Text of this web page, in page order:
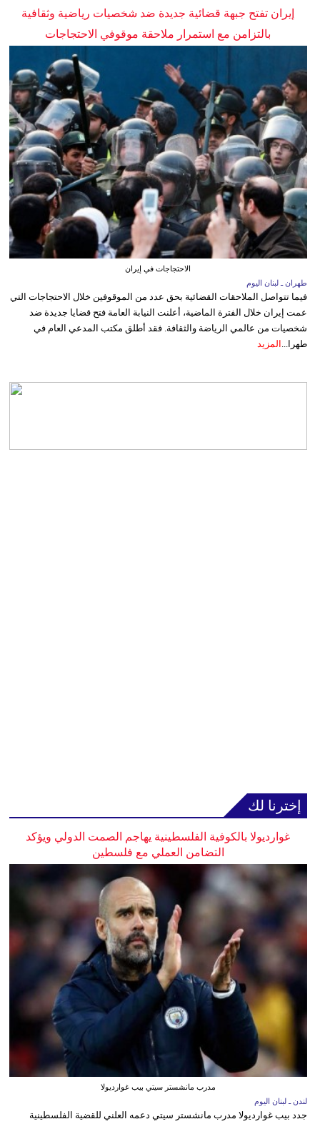
إيران تفتح جبهة قضائية جديدة ضد شخصيات رياضية وثقافية
بالتزامن مع استمرار ملاحقة موقوفي الاحتجاجات
الاحتجاجات في إيران
طهران ـ لبنان اليوم
فيما تتواصل الملاحقات القضائية بحق عدد من الموقوفين خلال الاحتجاجات التي
عمت إيران خلال الفترة الماضية، أعلنت النيابة العامة فتح قضايا جديدة ضد
شخصيات من عالمي الرياضة والثقافة. فقد أطلق مكتب المدعي العام في
طهرا... المزيد
إخترنا لك
غوارديولا بالكوفية الفلسطينية يهاجم الصمت الدولي ويؤكد
التضامن العملي مع فلسطين
مدرب مانشستر سيتي بيب غوارديولا
لندن ـ لبنان اليوم
جدد بيب غوارديولا مدرب مانشستر سيتي دعمه العلني للقضية الفلسطينية